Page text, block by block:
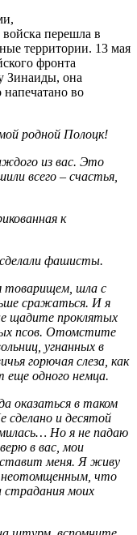
перешла в
территории. 13 мая
фронта
Зинаиды, она
во
родной Полоцк!
из вас. Это
всего – счастья,
к
фашисты.
товарищем, шла с
сражаться. И я
щадите проклятых
псов. Отомстите
угнанных в
горючая слеза, как
еще одного немца.
оказаться в таком
сделано и десятой
Но я не падаю
в вас, мои
меня. Я живу
неотомщенным, что
страдания моих